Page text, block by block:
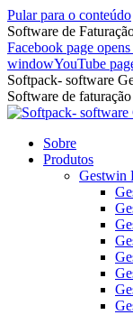
Pular para o conteúdo
Software de
Facebook page
windowYouTube
Softpack- software
Software de
Sobre
Produtos
Gestwin